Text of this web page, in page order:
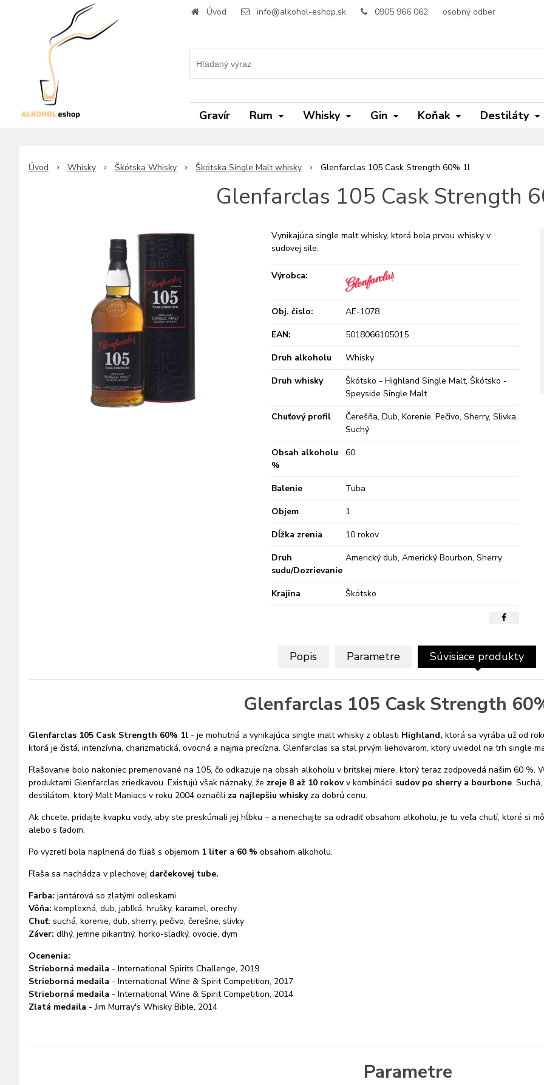
Úvod info@alkohol-eshop.sk 0905 966 062 osobný odber
Gravír Rum Whisky Gin Koňak Destiláty
Úvod Whisky Škótska Whisky Škótska Single Malt whisky Glenfarclas 105 Cask Strength 60% 1l
Glenfarclas 105 Cask Strength
Vynikajúca single malt whisky, ktorá bola prvou whisky v
sudovej sile.
Výrobca:
Obj. čislo:
AE-1078
EAN:
5018066105015
Druh alkoholu
Whisky
Druh whisky
Škótsko - Highland Single Malt, Škótsko -
Speyside Single Malt
Chuťový profil
Čerešňa, Dub, Korenie, Pečivo, Sherry, Slivka,
Suchý
Obsah alkoholu
%
60
Balenie
Tuba
Objem
1
Dĺžka zrenia
10 rokov
Druh
sudu/Dozrievanie
Americký dub, Americký Bourbon, Sherry
Krajina Škótsko
Popis Parametre Súvisiace produkty
Glenfarclas 105 Cask Strength
Glenfarclas 105 Cask Strength 60% 1l - je mohutná a vynikajúca single malt whisky z oblasti Highland, ktorá sa vyrába už od
ktorá je čistá, intenzívna, charizmatická, ovocná a najmä precízna. Glenfarclas sa stal prvým liehovarom, ktorý uviedol na trh single
Fľašovanie bolo nakoniec premenované na 105, čo odkazuje na obsah alkoholu v britskej miere, ktorý teraz zodpovedá našim 60 %.
produktami Glenfarclas zriedkavou. Existujú však náznaky, že zreje 8 až 10 rokovv kombinácii sudov po sherry a bourbone.
destilátom, ktorý Malt Maniacs v roku 2004 označili za najlepšiu whiskyza dobrú cenu.
Ak chcete, pridajte kvapku vody, aby ste preskúmali jej hĺbku – a nenechajte sa odradiť obsahom alkoholu, je tu veľa chutí, ktoré si
alebo s ľadom.
Po vyzretí bola naplnená do fliaš s objemom 1 liter a 60 % obsahom alkoholu.
Fľaša sa nachádza v plechovej darčekovej tube.
Farba: jantárová so zlatými odleskami
Vôňa: komplexná, dub, jablká, hrušky, karamel, orechy
Chuť: suchá, korenie, dub, sherry, pečivo, čerešne, slivky
Záver: dlhý, jemne pikantný, horko-sladký, ovocie, dym
Ocenenia:
Strieborná medaila - International Spirits Challenge, 2019
Strieborná medaila - International Wine & Spirit Competition, 2017
Strieborná medaila - International Wine & Spirit Competition, 2014
Zlatá medaila - Jim Murray's Whisky Bible, 2014
Parametre